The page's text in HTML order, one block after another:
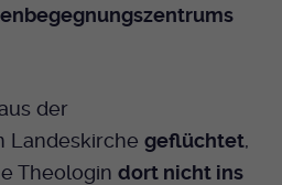
der
Landeskirche geflüchtet,
Theologin dort nicht ins